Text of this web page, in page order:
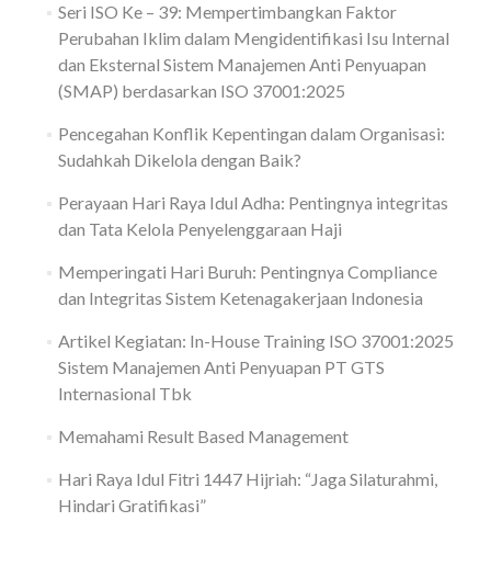
Seri ISO Ke – 39: Mempertimbangkan Faktor
Perubahan Iklim dalam Mengidentifikasi Isu Internal
dan Eksternal Sistem Manajemen Anti Penyuapan
(SMAP) berdasarkan ISO 37001:2025
Pencegahan Konflik Kepentingan dalam Organisasi:
Sudahkah Dikelola dengan Baik?
Perayaan Hari Raya Idul Adha: Pentingnya integritas
dan Tata Kelola Penyelenggaraan Haji
Memperingati Hari Buruh: Pentingnya Compliance
dan Integritas Sistem Ketenagakerjaan Indonesia
Artikel Kegiatan: In-House Training ISO 37001:2025
Sistem Manajemen Anti Penyuapan PT GTS
Internasional Tbk
Memahami Result Based Management
Hari Raya Idul Fitri 1447 Hijriah: “Jaga Silaturahmi,
Hindari Gratifikasi”